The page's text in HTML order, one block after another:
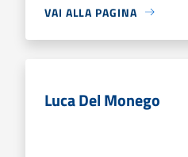
VAI ALLA PAGINA
Luca Del Monego